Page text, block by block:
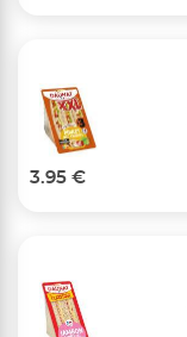
3.95 €